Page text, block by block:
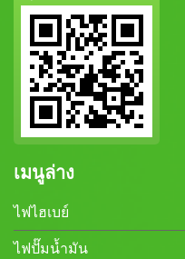
เมนูล่าง
ไฟไฮเบย์
ไฟปั๊มน้ำมัน